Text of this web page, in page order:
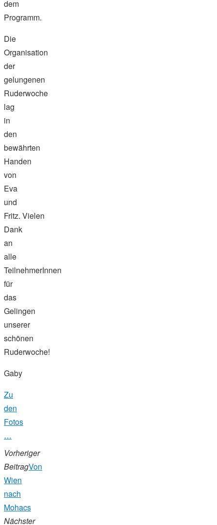
dem
Programm.
Die
Organisation
der
gelungenen
Ruderwoche
lag
in
den
bewährten
Handen
von
Eva
und
Fritz. Vielen
Dank
an
alle
TeilnehmerInnen
für
das
Gelingen
unserer
schönen
Ruderwoche!
Gaby
Zu
den
Fotos
…
Vorheriger
BeitragVon
Wien
nach
Mohacs
Nächster